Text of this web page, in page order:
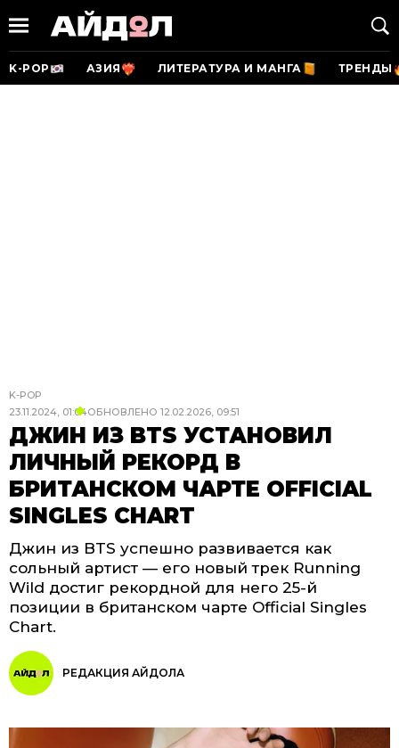
K-POP АЗИЯ ЛИТЕРАТУРА И МАНГА ТРЕНДЫ
K-POP
23.11.2024, 01:04ОБНОВЛЕНО 12.02.2026, 09:51
ДЖИН ИЗ BTS УСТАНОВИЛ
ЛИЧНЫЙ РЕКОРД В
БРИТАНСКОМ ЧАРТЕ OFFICIAL
SINGLES CHART
Джин из BTS успешно развивается как
сольный артист — его новый трек Running
Wild достиг рекордной для него 25-й
позиции в британском чарте Official Singles
Chart.
РЕДАКЦИЯ АЙДОЛА